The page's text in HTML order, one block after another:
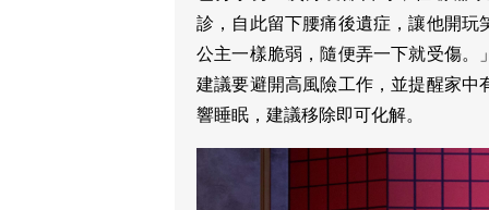
診，自此留下腰痛後遺症，讓他開玩
公主一樣脆弱，隨便弄一下就受傷。
建議要避開高風險工作，並提醒家中
響睡眠，建議移除即可化解。